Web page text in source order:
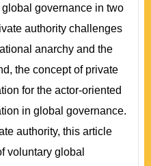
governance in two
authority challenges
anarchy and the
the concept of private
for the actor-oriented
in global governance.
authority, this article
voluntary global